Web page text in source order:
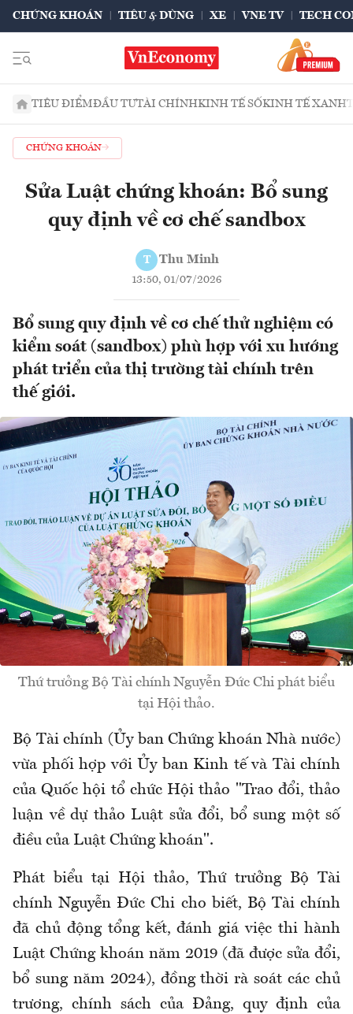
CHỨNG KHOÁN TIÊU & DÙNG XE VNE TV TECH
TIÊU ĐIỂMĐẦU TƯTÀI CHÍNHKINH TẾ SỐKINH TẾ XANH
CHỨNG KHOÁN
Sửa Luật chứng khoán: Bổ sung
quy định về cơ chế sandbox
T Thu Minh
13:50, 01/07/2026
Bổ sung quy định về cơ chế thử nghiệm có
kiểm soát (sandbox) phù hợp với xu hướng
phát triển của thị trường tài chính trên
thế giới.
Thứ trưởng Bộ Tài chính Nguyễn Đức Chi phát biểu
tại Hội thảo.
Bộ Tài chính (Ủy ban Chứng khoán Nhà nước)
vừa phối hợp với Ủy ban Kinh tế và Tài chính
của Quốc hội tổ chức Hội thảo "Trao đổi, thảo
luận về dự thảo Luật sửa đổi, bổ sung một số
điều của Luật Chứng khoán".
Phát biểu tại Hội thảo, Thứ trưởng Bộ Tài
chính Nguyễn Đức Chi cho biết, Bộ Tài chính
đã chủ động tổng kết, đánh giá việc thi hành
Luật Chứng khoán năm 2019 (đã được sửa đổi,
bổ sung năm 2024), đồng thời rà soát các chủ
trương, chính sách của Đảng, quy định của